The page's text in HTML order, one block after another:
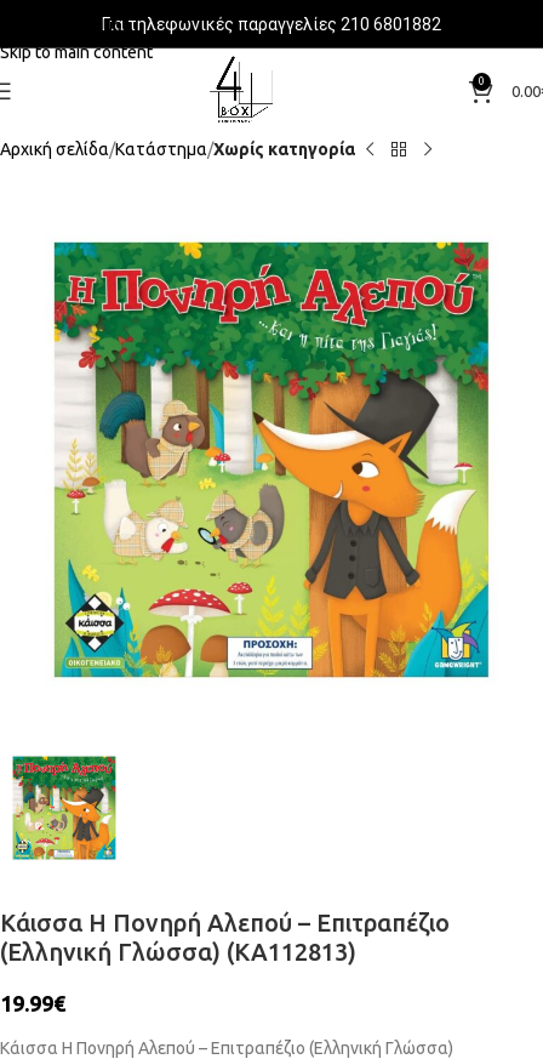
Skip to navigation
Skip to main content
Για τηλεφωνικές παραγγελίες 210 6801882
0
0.00
Αρχική σελίδα Κατάστημα Χωρίς κατηγορία
Κάισσα Η Πονηρή Αλεπού – Επιτραπέζιο
(Ελληνική Γλώσσα) (KA112813)
19.99€
Κάισσα Η Πονηρή Αλεπού – Επιτραπέζιο (Ελληνική Γλώσσα)